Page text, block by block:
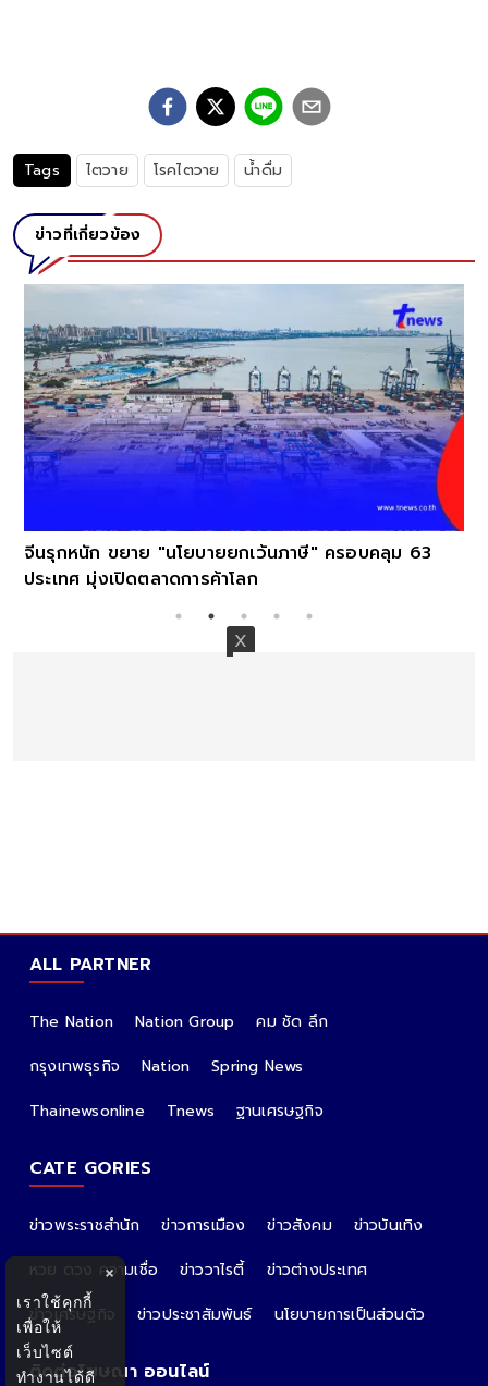
Tags ไตวาย โรคไตวาย น้ำดื่ม
ข่าวที่เกี่ยวข้อง
จีนรุกหนัก ขยาย "นโยบายยกเว้นภาษี" ครอบคลุม 63
ประเทศ มุ่งเปิดตลาดการค้าโลก
ALL PARTNER
The Nation Nation Group
คม ชัด ลึก
กรุงเทพธุรกิจ
Nation
Spring News
Thainewsonline
Tnews ฐานเศรษฐกิจ
CATE GORIES
ข่าวพระราชสำนัก ข่าวการเมือง ข่าวสังคม
ข่าวบันเทิง
หวย ดวง ความเชื่อ
ข่าววาไรตี้
ข่าวต่างประเทศ
ข่าวเศรษฐกิจ
ข่าวประชาสัมพันธ์ นโยบายการเป็นส่วนตัว
ติดต่อโฆษณา ออนไลน์
×
เราใช้คุกกี้
เพื่อให้
เว็บไซต์
ทำงานได้ดี